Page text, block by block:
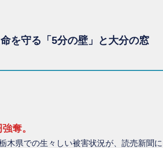
を守る「5分の壁」と大分の窓
奪。
木県での生々しい被害状況が、読売新聞に